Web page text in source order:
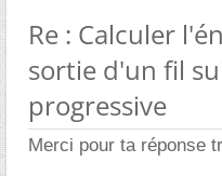
Re : Calculer
sortie d'un fil
progressive
Merci pour ta réponse